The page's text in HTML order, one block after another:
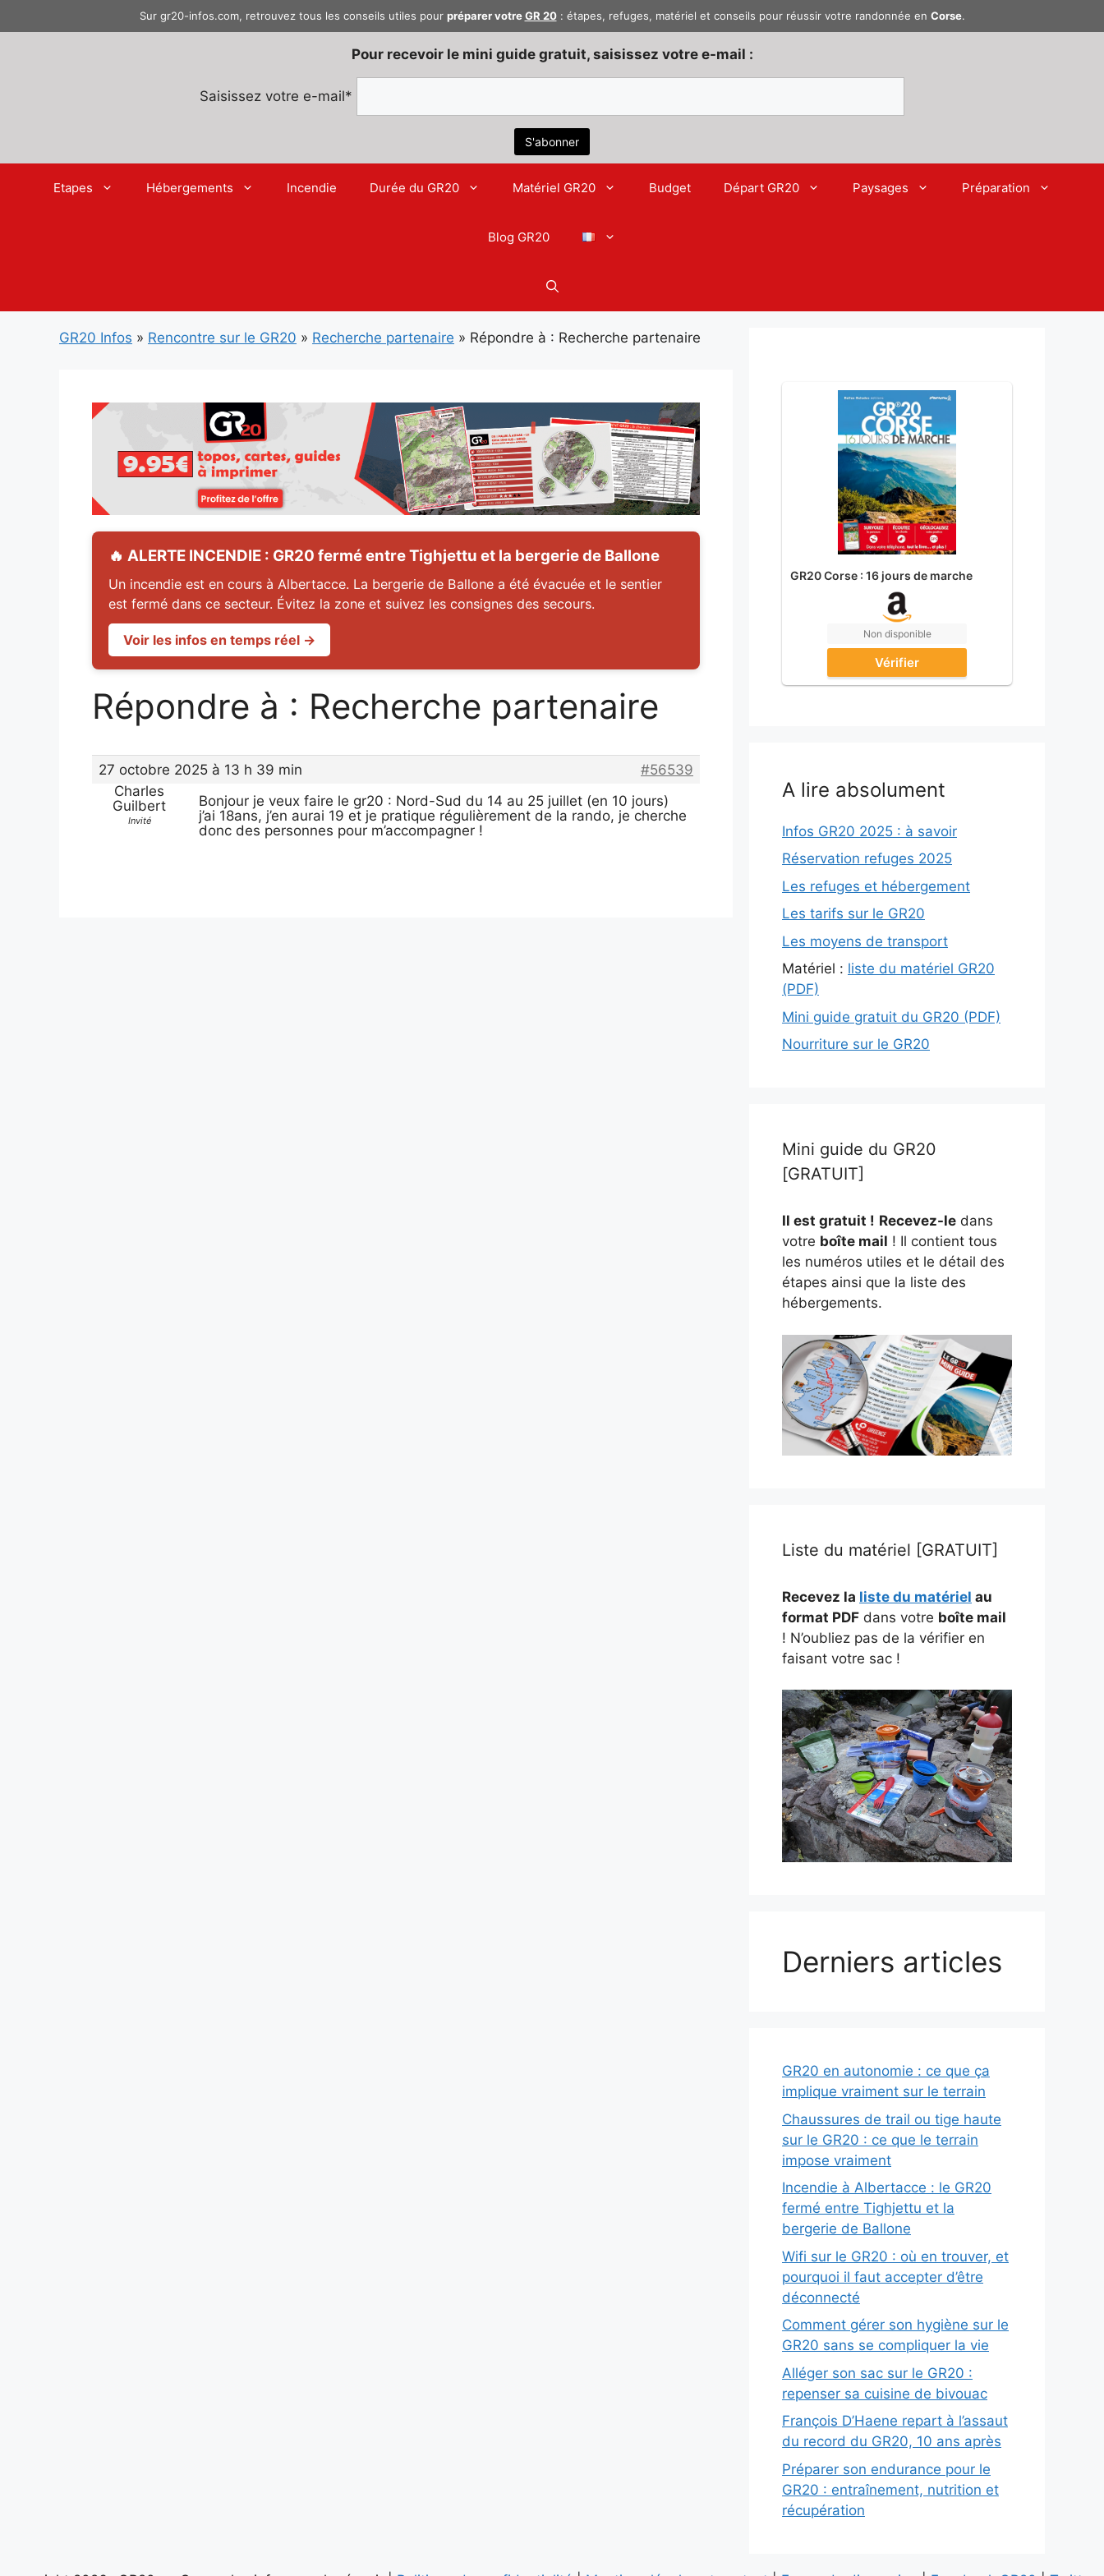
au
Sur gr20-infos.com, retrouvez tous les conseils utiles pour préparer votreGR 20: étapes, refuges, matériel et conseils pour réussir votre randonnée en Corse.
Pour recevoir le mini guide gratuit, saisissez votre e-mail :
Saisissez votre e-mail*
Etapes Hébergements Incendie Durée du GR20 Matériel GR20 Budget Départ GR20 Paysages Préparation
Blog GR20
GR20 Infos » Rencontre sur le GR20 » Recherche partenaire » Répondre à : Recherche partenaire
🔥 ALERTE INCENDIE : GR20 fermé entre Tighjettu et la bergerie de Ballone
Un incendie est en cours à Albertacce. La bergerie de Ballone a été évacuée et le sentier
est fermé dans ce secteur. Évitez la zone et suivez les consignes des secours.
Voir les infos en temps réel →
Répondre à : Recherche partenaire
27 octobre 2025 à 13 h 39 min
#56539
Charles
Guilbert
Invité
Bonjour je veux faire le gr20 : Nord-Sud du 14 au 25 juillet (en 10 jours)
j’ai 18ans, j’en aurai 19 et je pratique régulièrement de la rando, je cherche
donc des personnes pour m’accompagner !
GR20 Corse : 16 jours de marche
Non disponible
Vérifier
A lire absolument
Infos GR20 2025 : à savoir
Réservation refuges 2025
Les refuges et hébergement
Les tarifs sur le GR20
Les moyens de transport
Matériel : liste du matériel GR20
(PDF)
Mini guide gratuit du GR20 (PDF)
Nourriture sur le GR20
Mini guide du GR20
[GRATUIT]
Il est gratuit ! Recevez-le dans
votre boîte mail ! Il contient tous
les numéros utiles et le détail des
étapes ainsi que la liste des
hébergements.
Liste du matériel [GRATUIT]
Recevez la liste du matériel au
format PDF dans votre boîte mail
! N’oubliez pas de la vérifier en
faisant votre sac !
Derniers articles
GR20 en autonomie : ce que ça
implique vraiment sur le terrain
Chaussures de trail ou tige haute
sur le GR20 : ce que le terrain
impose vraiment
Incendie à Albertacce : le GR20
fermé entre Tighjettu et la
bergerie de Ballone
Wifi sur le GR20 : où en trouver, et
pourquoi il faut accepter d’être
déconnecté
Comment gérer son hygiène sur le
GR20 sans se compliquer la vie
Alléger son sac sur le GR20 :
repenser sa cuisine de bivouac
François D’Haene repart à l’assaut
du record du GR20, 10 ans après
Préparer son endurance pour le
GR20 : entraînement, nutrition et
récupération